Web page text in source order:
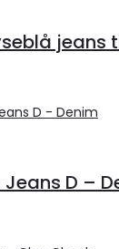
D –